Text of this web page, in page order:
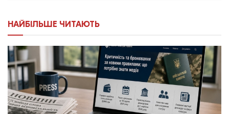
НАЙБІЛЬШЕ ЧИТАЮТЬ